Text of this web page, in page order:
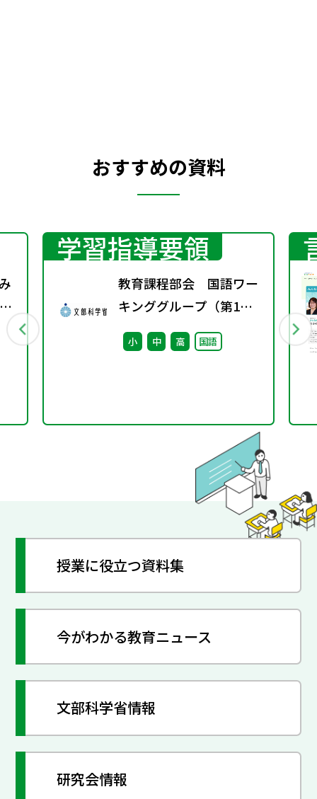
おすすめの資料
学習指導要領
教育課程部会 国語ワー
キンググループ（第1
回） 配付資料
小 中 高 国語
授業に役立つ資料集
今がわかる教育ニュース
文部科学省情報
研究会情報